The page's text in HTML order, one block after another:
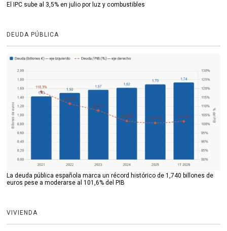
El IPC sube al 3,5% en julio por luz y combustibles
DEUDA PÚBLICA
La deuda pública española marca un récord histórico de 1,740 billones de
euros pese a moderarse al 101,6% del PIB
VIVIENDA